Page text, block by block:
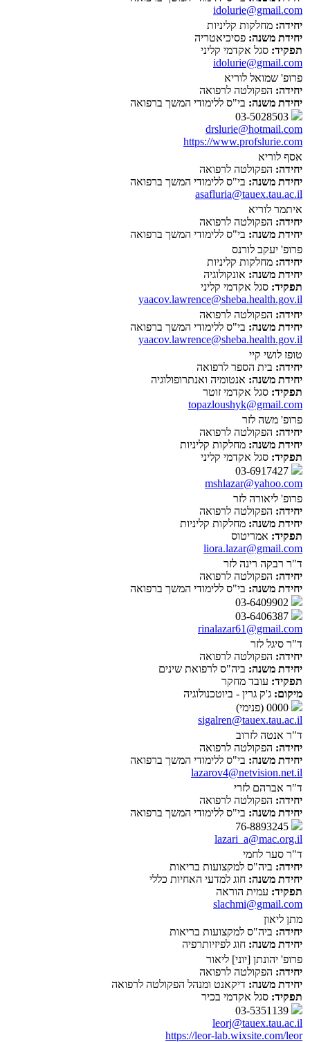
idolurie@gmail.com
יחידה: מחלקות קליניות
יחידת משנה: פסיכיאטריה
תפקיד: סגל אקדמי קליני
idolurie@gmail.com
פרופ' שמואל לוריא
יחידה: הפקולטה לרפואה
יחידת משנה: בי"ס ללימודי המשך ברפואה
drslurie@hotmail.com
https://www.profslurie.com
אסף לוריא
יחידה: הפקולטה לרפואה
יחידת משנה: בי"ס ללימודי המשך ברפואה
asafluria@tauex.tau.ac.il
איתמר לוריא
יחידה: הפקולטה לרפואה
יחידת משנה: בי"ס ללימודי המשך ברפואה
פרופ' יעקב לורנס
יחידה: מחלקות קליניות
יחידת משנה: אונקולוגיה
תפקיד: סגל אקדמי קליני
yaacov.lawrence@sheba.health.gov.il
יחידה: הפקולטה לרפואה
יחידת משנה: בי"ס ללימודי המשך ברפואה
yaacov.lawrence@sheba.health.gov.il
טופז לושי קיי
יחידה: בית הספר לרפואה
יחידת משנה: אנטומיה ואנתרופולוגיה
תפקיד: סגל אקדמי זוטר
topazloushyk@gmail.com
פרופ' משה לזר
יחידה: הפקולטה לרפואה
יחידת משנה: מחלקות קליניות
תפקיד: סגל אקדמי קליני
mshlazar@yahoo.com
פרופ' ליאורה לזר
יחידה: הפקולטה לרפואה
יחידת משנה: מחלקות קליניות
תפקיד: אמריטוס
liora.lazar@gmail.com
ד"ר רבקה רינה לזר
יחידה: הפקולטה לרפואה
יחידת משנה: בי"ס ללימודי המשך ברפואה
rinalazar61@gmail.com
ד"ר סיגל לזר
יחידה: הפקולטה לרפואה
יחידת משנה: ביה"ס לרפואת שינים
תפקיד: עובד מחקר
מיקום: ג'ק גרין - ביוטכנולוגיה
sigalren@tauex.tau.ac.il
ד"ר אנטה לזרוב
יחידה: הפקולטה לרפואה
יחידת משנה: בי"ס ללימודי המשך ברפואה
lazarov4@netvision.net.il
ד"ר אברהם לזרי
יחידה: הפקולטה לרפואה
יחידת משנה: בי"ס ללימודי המשך ברפואה
lazari_a@mac.org.il
ד"ר סער לחמי
יחידה: ביה"ס למקצועות בריאות
יחידת משנה: חוג למדעי האחיות כללי
תפקיד: עמית הוראה
slachmi@gmail.com
מתן ליאון
יחידה: ביה"ס למקצועות בריאות
יחידת משנה: חוג לפיזיותרפיה
פרופ' יהונתן [יוני] ליאור
יחידה: הפקולטה לרפואה
יחידת משנה: דיקאנט ומנהל הפקולטה לרפואה
תפקיד: סגל אקדמי בכיר
leorj@tauex.tau.ac.il
https://leor-lab.wixsite.com/leor